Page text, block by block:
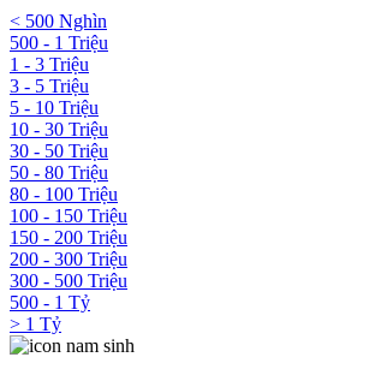
< 500 Nghìn
500 - 1 Triệu
1 - 3 Triệu
3 - 5 Triệu
5 - 10 Triệu
10 - 30 Triệu
30 - 50 Triệu
50 - 80 Triệu
80 - 100 Triệu
100 - 150 Triệu
150 - 200 Triệu
200 - 300 Triệu
300 - 500 Triệu
500 - 1 Tỷ
> 1 Tỷ